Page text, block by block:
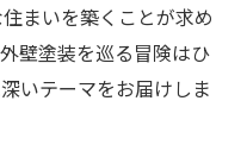
まいを築くことが求め
壁塗装を巡る冒険はひ
いテーマをお届けしま